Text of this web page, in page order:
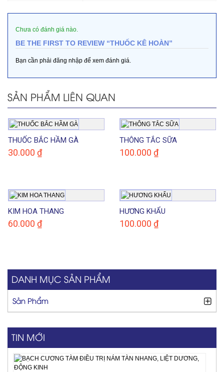
Chưa có đánh giá nào.
BE THE FIRST TO REVIEW “THUỐC KÊ HOÀN”
Bạn cần phải đăng nhập để xem đánh giá.
SẢN PHẨM LIÊN QUAN
THUỐC BẮC HẦM GÀ
30.000 ₫
THÔNG TẮC SỮA
100.000 ₫
KIM HOA THANG
60.000 ₫
HƯƠNG KHẨU
100.000 ₫
DANH MỤC SẢN PHẨM
Sản Phẩm
TIN MỚI